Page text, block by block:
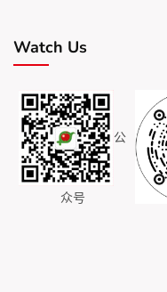
Watch Us
公
众号